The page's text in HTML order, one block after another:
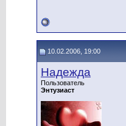
10.02.2006, 19:00
Надежда
Пользователь
Энтузиаст